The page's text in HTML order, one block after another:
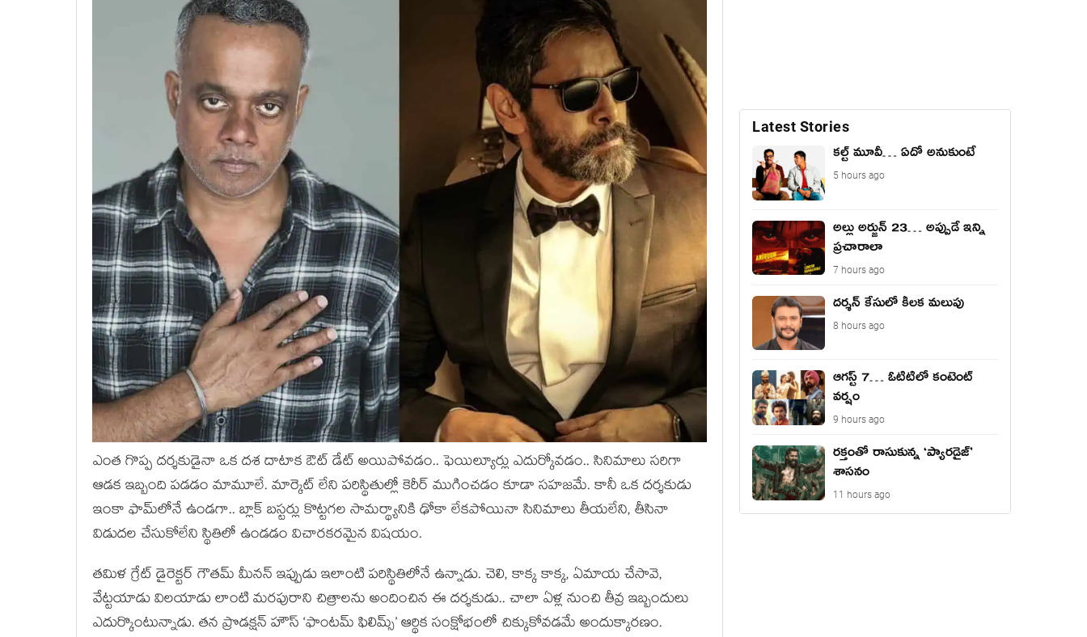
ఎంత గొప్ప దర్శకుడైనా ఒక దశ దాటాక ఔట్ డేట్ అయిపోవడం.. ఫెయిల్యూర్లు ఎదుర్కోవడం.. సినిమాలు సరిగా
ఆడక ఇబ్బంది పడడం మామూలే. మార్కెట్ లేని పరిస్థితుల్లో కెరీర్ ముగించడం కూడా సహజమే. కానీ ఒక దర్శకుడు
ఇంకా ఫామ్‌లోనే ఉండగా.. బ్లాక్ బస్టర్లు కొట్టగల సామర్థ్యానికి ఢోకా లేకపోయినా సినిమాలు తీయలేని, తీసినా
విడుదల చేసుకోలేని స్థితిలో ఉండడం విచారకరమైన విషయం.
తమిళ గ్రేట్ డైరెక్టర్ గౌతమ్ మీనన్ ఇప్పుడు ఇలాంటి పరిస్థితిలోనే ఉన్నాడు. చెలి, కాక్క కాక్క, ఏమాయ చేసావె,
వేట్టయాడు విలయాడు లాంటి మరపురాని చిత్రాలను అందించిన ఈ దర్శకుడు.. చాలా ఏళ్ల నుంచి తీవ్ర ఇబ్బందులు
ఎదుర్కొంటున్నాడు. తన ప్రొడక్షన్ హౌస్ ‘ఫాంటమ్ ఫిలిమ్స్’ ఆర్థిక సంక్షోభంలో చిక్కుకోవడమే అందుక్కారణం.
Latest Stories
కల్ట్ మూవీ… ఏదో అనుకుంటే
5 hours ago
అల్లు అర్జున్ 23… అప్పుడే ఇన్ని
ప్రచారాలా
7 hours ago
దర్శన్ కేసులో కీలక మలుపు
8 hours ago
ఆగస్ట్ 7… ఓటిటిలో కంటెంట్
వర్షం
9 hours ago
రక్తంతో రాసుకున్న ‘ప్యారడైజ్’
శాసనం
11 hours ago